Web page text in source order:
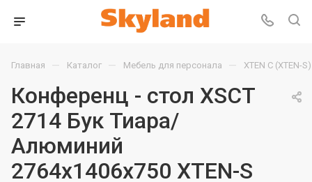
Главная — Каталог — Мебель для персонала — XTEN С (XTEN-S)
Конференц - стол XSCT
2714 Бук Тиара/
Алюминий
2764х1406х750 XTEN-S